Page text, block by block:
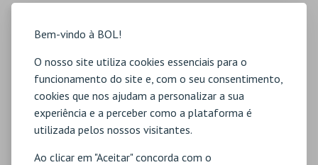
Bem-vindo à BOL!
O nosso site utiliza cookies essenciais para o
funcionamento do site e, com o seu consentimento,
cookies que nos ajudam a personalizar a sua
experiência e a perceber como a plataforma é
utilizada pelos nossos visitantes.
Ao clicar em "Aceitar" concorda com o